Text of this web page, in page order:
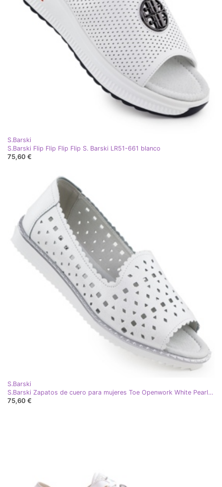
S.Barski
S.Barski Flip Flip Flip Flip S. Barski LR51-661 blanco
75,60 €
S.Barski
S.Barski Zapatos de cuero para mujeres Toe Openwork White Pearl S. Barski LR51-922 blanco
75,60 €